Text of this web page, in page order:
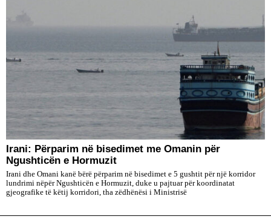
Irani: Përparim në bisedimet me Omanin për
Ngushticën e Hormuzit
Irani dhe Omani kanë bërë përparim në bisedimet e 5 gushtit për një korridor
lundrimi nëpër Ngushticën e Hormuzit, duke u pajtuar për koordinatat
gjeografike të këtij korridori, tha zëdhënësi i Ministrisë